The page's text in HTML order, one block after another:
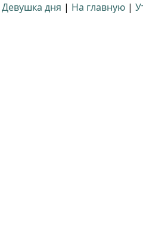
Девушка дня | На главную|